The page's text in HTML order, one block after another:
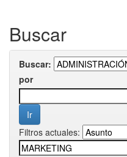
Buscar
Buscar:
por
Filtros actuales: